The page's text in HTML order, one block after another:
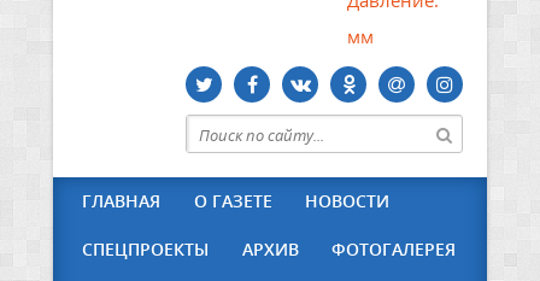
мм
ГЛАВНАЯ О ГАЗЕТЕ НОВОСТИ
СПЕЦПРОЕКТЫ АРХИВ ФОТОГАЛЕРЕЯ